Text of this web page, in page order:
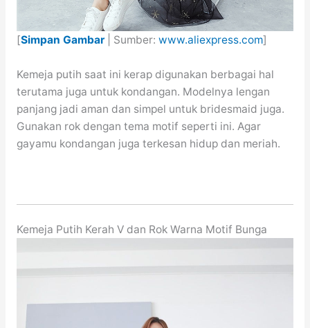
[Simpan Gambar| Sumber: www.aliexpress.com]
Kemeja putih saat ini kerap digunakan berbagai hal
terutama juga untuk kondangan. Modelnya lengan
panjang jadi aman dan simpel untuk bridesmaid juga.
Gunakan rok dengan tema motif seperti ini. Agar
gayamu kondangan juga terkesan hidup dan meriah.
Kemeja Putih Kerah V dan Rok Warna Motif Bunga